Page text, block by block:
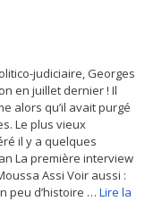
judiciaire, Georges
en juillet dernier ! Il
alors qu’il avait purgé
Le plus vieux
il y a quelques
La première interview
Assi Voir aussi :
peu d’histoire … Lire la